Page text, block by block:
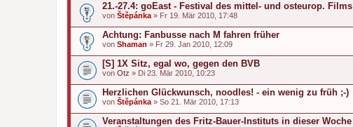
21.-27.4: goEast - Festival des mittel- und osteurop. Films
von Štěpánka » Fr 19. Mär 2010, 17:48
Achtung: Fanbusse nach M fahren früher
von Shaman » Fr 29. Jan 2010, 12:09
[S] 1X Sitz, egal wo, gegen den BVB
von Otz » Di 23. Mär 2010, 10:23
Herzlichen Glückwunsch, noodles! - ein wenig zu früh ;-)
von Štěpánka » So 21. Mär 2010, 17:13
Veranstaltungen des Fritz-Bauer-Instituts in dieser Woche